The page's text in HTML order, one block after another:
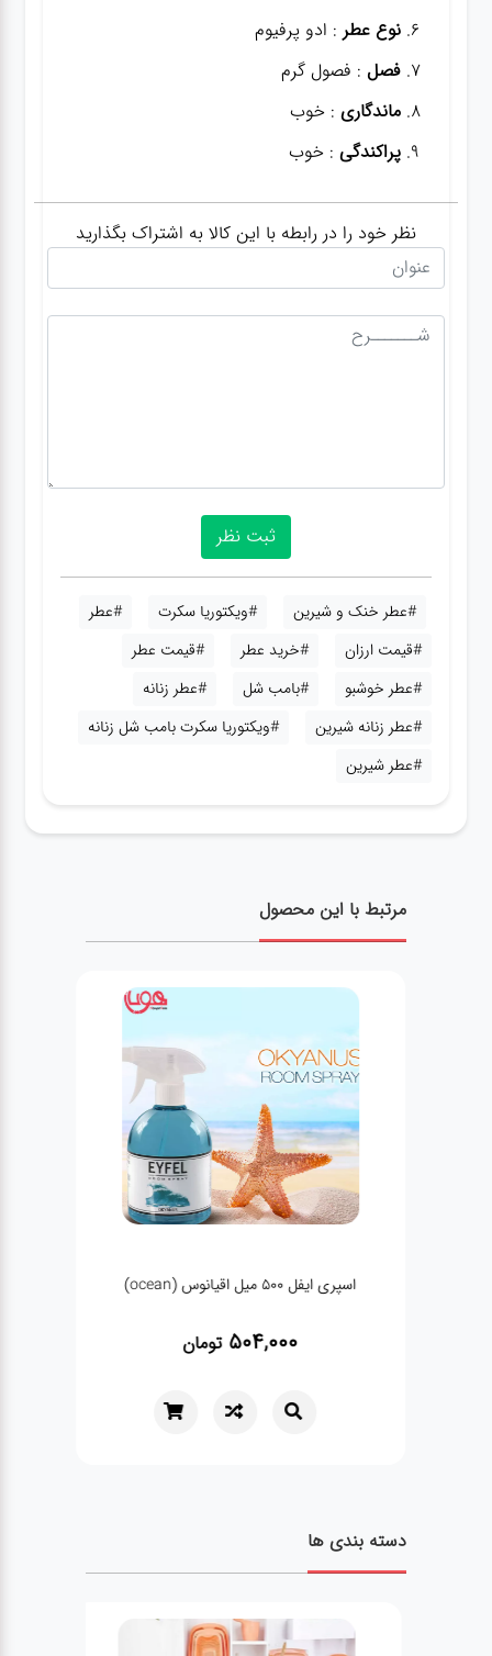
نوع عطر : ادو پرفیوم
فصل : فصول گرم
ماندگاری : خوب
پراکندگی : خوب
نظر خود را در رابطه با این کالا به اشتراک بگذارید
#عطر خنک و شیرین #ویکتوریا سکرت
#عطر
#قیمت ارزان
#خرید عطر
#قیمت عطر
#عطر خوشبو
#بامب شل
#عطر زنانه
#عطر زنانه شیرین
#ویکتوریا سکرت بامب شل زنانه
#عطر شیرین
مرتبط با این محصول
اسپری ایفل 500 میل اقیانوس (ocean)
504,000 تومان
دسته بندی ها